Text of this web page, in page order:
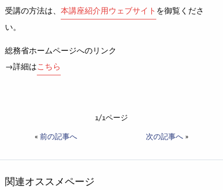
受講の方法は、 本講座紹介用ウェブサイト を御覧くださ
い。
総務省ホームページへのリンク
→詳細はこちら
1/1ページ
« 前の記事へ 次の記事へ »
関連オススメページ